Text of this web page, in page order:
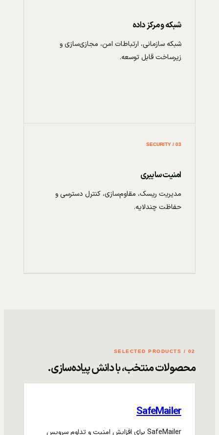
شبکه و مرکز داده
شبکه سازمانی، ارتباطات امن، مجازی‌سازی و
زیرساخت قابل توسعه.
03 / SECURITY
امنیت سایبری
مدیریت ریسک، مقاوم‌سازی، کنترل دسترسی و
حفاظت چندلایه.
02 / SELECTED PRODUCTS
محصولات منتخب، با دانش پیاده‌سازی.
SafeMailer
SafeMailer برای افزایش امنیت و تداوم سرویس